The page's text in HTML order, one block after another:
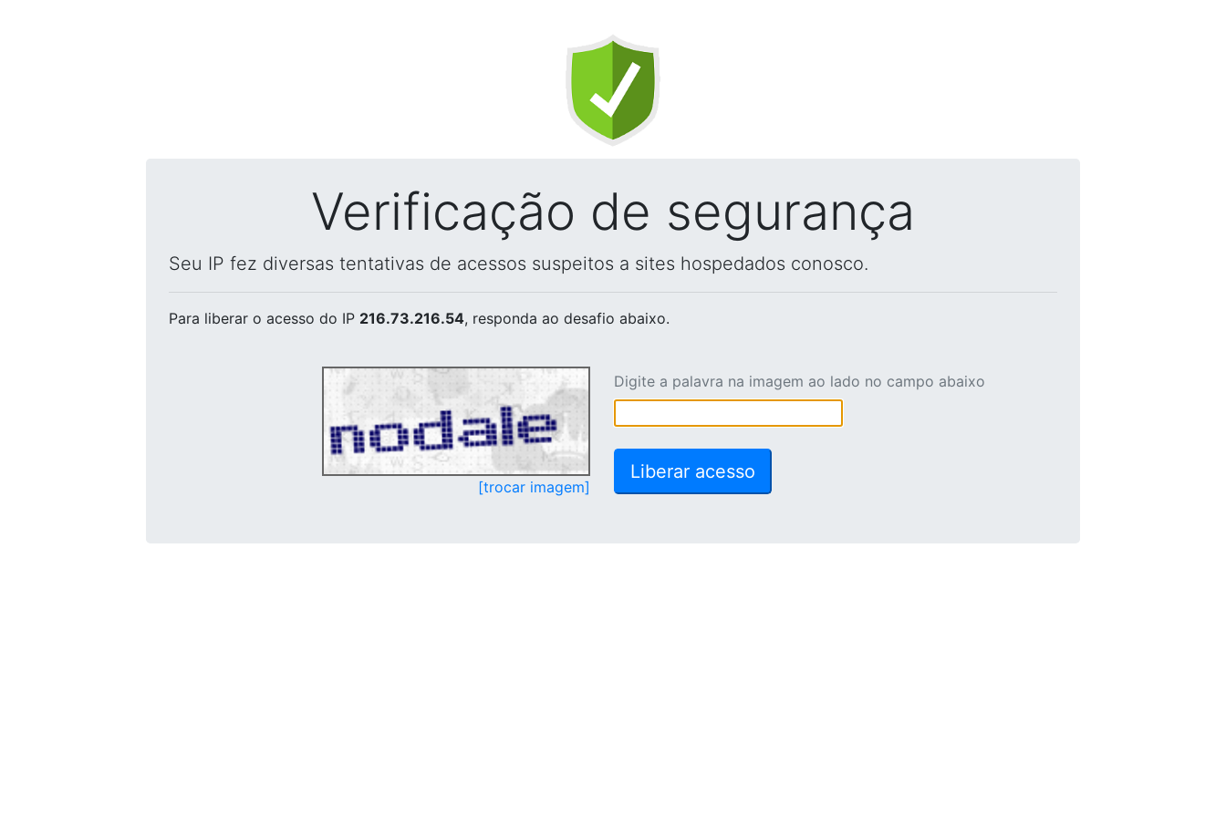
Verificação de segurança
Seu IP fez diversas tentativas de acessos suspeitos a sites hospedados conosco.
Para liberar o acesso do IP 216.73.216.54, responda ao desafio abaixo.
[trocar imagem]
Digite a palavra na imagem ao lado no campo abaixo